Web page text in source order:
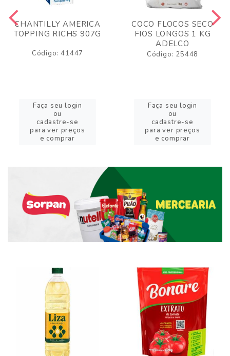
CHANTILLY AMERICA
TOPPING RICHS 907G
Código: 41447
Faça seu login
ou
cadastre-se
para ver preços
e comprar
COCO FLOCOS SECO
FIOS LONGOS 1 KG
ADELCO
Código: 25448
Faça seu login
ou
cadastre-se
para ver preços
e comprar